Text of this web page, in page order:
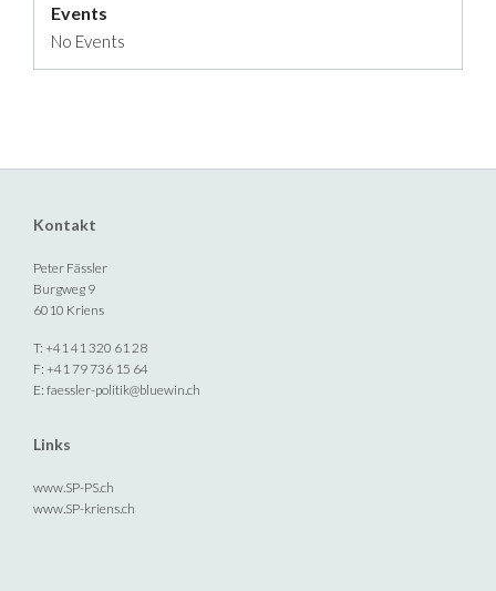
Events
No Events
Kontakt
Peter Fässler
Burgweg 9
6010 Kriens
T: +41 41 320 61 28
F: +41 79 736 15 64
E: faessler-politik@bluewin.ch
Links
www.SP-PS.ch
www.SP-kriens.ch